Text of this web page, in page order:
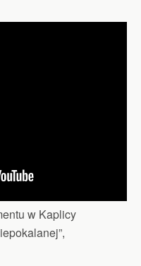
w Kaplicy